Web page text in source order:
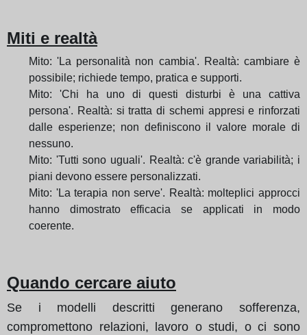
Miti e realtà
Mito: 'La personalità non cambia'. Realtà: cambiare è
possibile; richiede tempo, pratica e supporti.
Mito: 'Chi ha uno di questi disturbi è una cattiva
persona'. Realtà: si tratta di schemi appresi e rinforzati
dalle esperienze; non definiscono il valore morale di
nessuno.
Mito: 'Tutti sono uguali'. Realtà: c'è grande variabilità; i
piani devono essere personalizzati.
Mito: 'La terapia non serve'. Realtà: molteplici approcci
hanno dimostrato efficacia se applicati in modo
coerente.
Quando cercare aiuto
Se i modelli descritti generano sofferenza,
compromettono relazioni, lavoro o studi, o ci sono